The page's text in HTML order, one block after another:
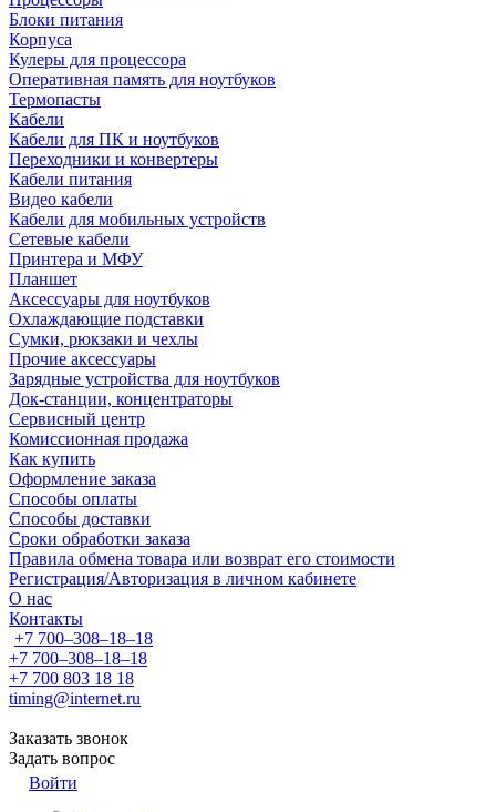
Блоки питания
Корпуса
Кулеры для процессора
Оперативная память для ноутбуков
Термопасты
Кабели
Кабели для ПК и ноутбуков
Переходники и конвертеры
Кабели питания
Видео кабели
Кабели для мобильных устройств
Сетевые кабели
Принтера и МФУ
Планшет
Аксессуары для ноутбуков
Охлаждающие подставки
Сумки, рюкзаки и чехлы
Прочие аксессуары
Зарядные устройства для ноутбуков
Док-станции, концентраторы
Сервисный центр
Комиссионная продажа
Как купить
Оформление заказа
Способы оплаты
Способы доставки
Сроки обработки заказа
Правила обмена товара или возврат его стоимости
Регистрация/Авторизация в личном кабинете
О нас
Контакты
+7 700‒308‒18‒18
+7 700‒308‒18‒18
+7 700 803 18 18
timing@internet.ru
Заказать звонок
Задать вопрос
Войти